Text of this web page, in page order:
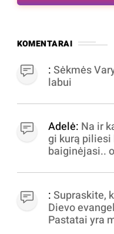
KOMENTARAI
:Sėkmės
labui
Adelė: Na ir
gi kurą piliesi
baiginėjasi..
ieškokit kur
dujininkai,
stadionų
:Supraskite,
Dievo
Pastatai yra